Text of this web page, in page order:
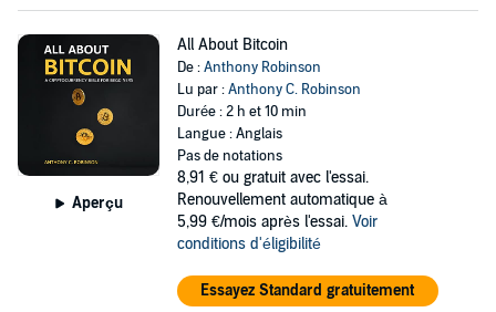
Aperçu
All About Bitcoin
De :Anthony Robinson
Lu par :Anthony C. Robinson
Durée : 2 h et 10 min
Langue : Anglais
Pas de notations
8,91 € ou gratuit avec l'essai.
Renouvellement automatique à
5,99 €/mois après l'essai. Voir
conditions d'éligibilité
Essayez Standard gratuitement